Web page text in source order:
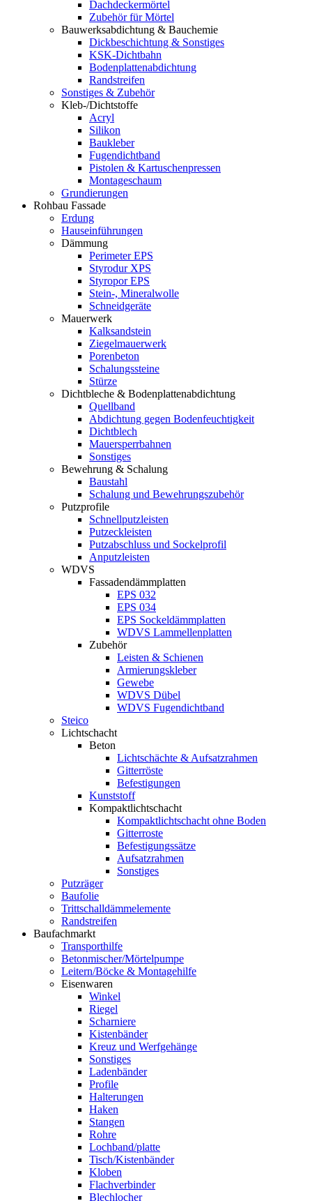
Dachdeckermörtel
Zubehör für Mörtel
Bauwerksabdichtung & Bauchemie
Dickbeschichtung & Sonstiges
KSK-Dichtbahn
Bodenplattenabdichtung
Randstreifen
Sonstiges & Zubehör
Kleb-/Dichtstoffe
Acryl
Silikon
Baukleber
Fugendichtband
Pistolen & Kartuschenpressen
Montageschaum
Grundierungen
Rohbau Fassade
Erdung
Hauseinführungen
Dämmung
Perimeter EPS
Styrodur XPS
Styropor EPS
Stein-, Mineralwolle
Schneidgeräte
Mauerwerk
Kalksandstein
Ziegelmauerwerk
Porenbeton
Schalungssteine
Stürze
Dichtbleche & Bodenplattenabdichtung
Quellband
Abdichtung gegen Bodenfeuchtigkeit
Dichtblech
Mauersperrbahnen
Sonstiges
Bewehrung & Schalung
Baustahl
Schalung und Bewehrungszubehör
Putzprofile
Schnellputzleisten
Putzeckleisten
Putzabschluss und Sockelprofil
Anputzleisten
WDVS
Fassadendämmplatten
EPS 032
EPS 034
EPS Sockeldämmplatten
WDVS Lammellenplatten
Zubehör
Leisten & Schienen
Armierungskleber
Gewebe
WDVS Dübel
WDVS Fugendichtband
Steico
Lichtschacht
Beton
Lichtschächte & Aufsatzrahmen
Gitterröste
Befestigungen
Kunststoff
Kompaktlichtschacht
Kompaktlichtschacht ohne Boden
Gitterroste
Befestigungssätze
Aufsatzrahmen
Sonstiges
Putzräger
Baufolie
Trittschalldämmelemente
Randstreifen
Baufachmarkt
Transporthilfe
Betonmischer/Mörtelpumpe
Leitern/Böcke & Montagehilfe
Eisenwaren
Winkel
Riegel
Scharniere
Kistenbänder
Kreuz und Werfgehänge
Sonstiges
Ladenbänder
Profile
Halterungen
Haken
Stangen
Rohre
Lochband/platte
Tisch/Kistenbänder
Kloben
Flachverbinder
Blechlocher